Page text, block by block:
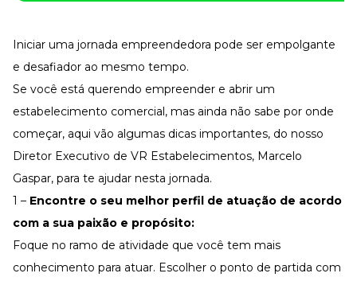
Recursos Humanos
Fortaleça a cultura organizacional
Treinamento de Produto
Materiais Gratuitos
Materiais Gratuitos
Todos os Materiais Gratuitos
Confira nossos materiais
Aprofunde seu conhecimento
Iniciar uma jornada empreendedora pode ser empolgante
e desafiador ao mesmo tempo.
Se você está querendo empreender e abrir um
estabelecimento comercial, mas ainda não sabe por onde
começar, aqui vão algumas dicas importantes, do nosso
Diretor Executivo de VR Estabelecimentos, Marcelo
Gaspar, para te ajudar nesta jornada.
1 – Encontre o seu melhor perfil de atuação de acordo
com a sua paixão e propósito:
Foque no ramo de atividade que você tem mais
conhecimento para atuar. Escolher o ponto de partida com